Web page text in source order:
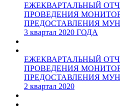
ЕЖЕКВАРТАЛЬНЫЙ
ПРОВЕДЕНИЯ
ПРЕДОСТАВЛЕНИЯ
3 квартал 2020 ГОДА
ЕЖЕКВАРТАЛЬНЫЙ
ПРОВЕДЕНИЯ
ПРЕДОСТАВЛЕНИЯ
2 квартал 2020